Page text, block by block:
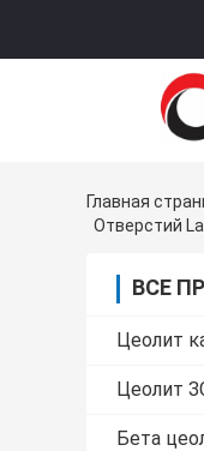
Главная
Отверстий
ВСЕ
Цеолит
Цеолит
Бета